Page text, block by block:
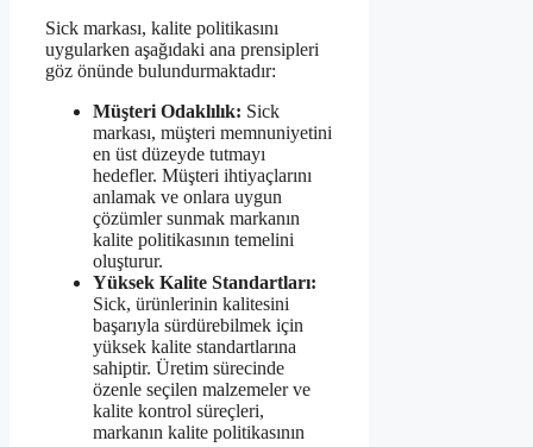
Sick markası, kalite politikasını
uygularken aşağıdaki ana prensipleri
göz önünde bulundurmaktadır:
Müşteri Odaklılık: Sick
markası, müşteri memnuniyetini
en üst düzeyde tutmayı
hedefler. Müşteri ihtiyaçlarını
anlamak ve onlara uygun
çözümler sunmak markanın
kalite politikasının temelini
oluşturur.
Yüksek Kalite Standartları:
Sick, ürünlerinin kalitesini
başarıyla sürdürebilmek için
yüksek kalite standartlarına
sahiptir. Üretim sürecinde
özenle seçilen malzemeler ve
kalite kontrol süreçleri,
markanın kalite politikasının